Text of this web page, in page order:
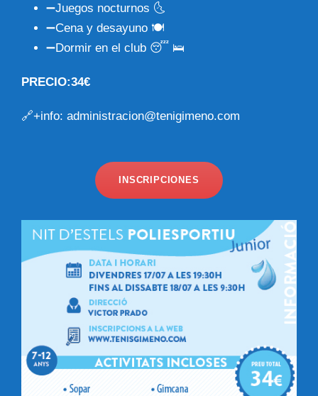
➖Juegos nocturnos 🌜
➖Cena y desayuno 🍽️
➖Dormir en el club 😴 🛌
PRECIO:34€
🔗+info: administracion@tenigimeno.com
INSCRIPCIONES